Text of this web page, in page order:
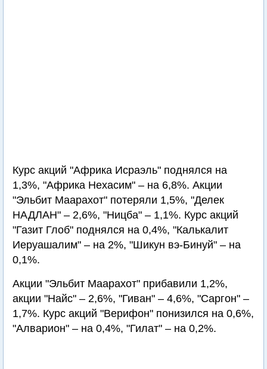
Курс акций "Африка Исраэль" поднялся на
1,3%, "Африка Нехасим" – на 6,8%. Акции
"Эльбит Маарахот" потеряли 1,5%, "Делек
НАДЛАН" – 2,6%, "Ницба" – 1,1%. Курс акций
"Газит Глоб" поднялся на 0,4%, "Калькалит
Иеруашалим" – на 2%, "Шикун вэ-Бинуй" – на
0,1%.
Акции "Эльбит Маарахот" прибавили 1,2%,
акции "Найс" – 2,6%, "Гиван" – 4,6%, "Саргон" –
1,7%. Курс акций "Верифон" понизился на 0,6%,
"Алварион" – на 0,4%, "Гилат" – на 0,2%.